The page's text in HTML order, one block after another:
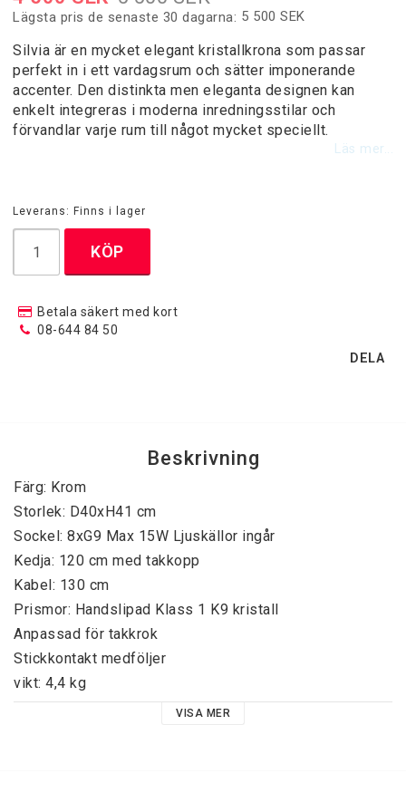
Designermattor
Handknutna Mattor
Moderna Maskinvävda Mattor
Patchwork mattor
Runda Mattor
Kantning av gångmattor
Kristallkronor
Kristallplafonder
Plastmattor
Ryamattor
Lägsta pris de senaste 30 dagarna 5 500 SEK
Silvia är en mycket elegant kristallkrona som passar
perfekt in i ett vardagsrum och sätter imponerande
accenter. Den distinkta men eleganta designen kan
enkelt integreras i moderna inredningsstilar och
förvandlar varje rum till något mycket speciellt.
Läs mer...
Leverans: Finns i lager
KÖP
Betala säkert med kort
08-644 84 50
DELA
Beskrivning
Färg: Krom
Storlek: D40xH41 cm
Sockel: 8xG9 Max 15W Ljuskällor ingår
Kedja: 120 cm med takkopp
Kabel: 130 cm
Prismor: Handslipad Klass 1 K9 kristall
Anpassad för takkrok
Stickkontakt medföljer
vikt: 4,4 kg
VISA MER